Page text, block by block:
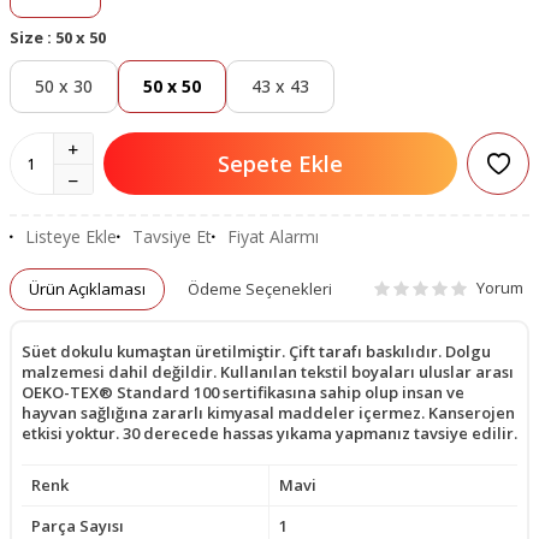
Size : 50 x 50
50 x 30 50 x 50 43 x 43
Sepete Ekle
Listeye Ekle Tavsiye Et Fiyat Alarmı
Ürün Açıklaması Ödeme Seçenekleri Yorum
Süet dokulu kumaştan üretilmiştir. Çift tarafı baskılıdır. Dolgu
malzemesi dahil değildir. Kullanılan tekstil boyaları uluslar arası
OEKO-TEX® Standard 100 sertifikasına sahip olup insan ve
hayvan sağlığına zararlı kimyasal maddeler içermez. Kanserojen
etkisi yoktur. 30 derecede hassas yıkama yapmanız tavsiye edilir.
Renk
Mavi
Parça Sayısı
1